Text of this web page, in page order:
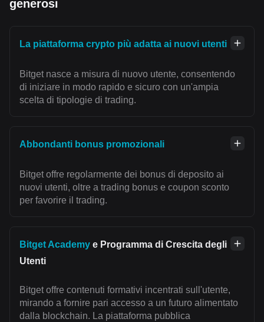
generosi
La piattaforma crypto più adatta ai nuovi utenti
Bitget nasce a misura di nuovo utente, consentendo
di iniziare in modo rapido e sicuro con un'ampia
scelta di tipologie di trading.
Abbondanti bonus promozionali
Bitget offre regolarmente dei bonus di deposito ai
nuovi utenti, oltre a trading bonus e coupon sconto
per favorire il trading.
Bitget Academy e Programma di Crescita degli
Utenti
Bitget offre contenuti formativi incentrati sull'utente,
mirando a fornire pari accesso a un futuro alimentato
dalla blockchain. La piattaforma pubblica